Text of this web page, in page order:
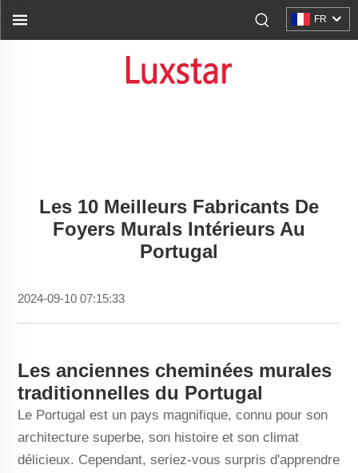
FR
Les 10 Meilleurs Fabricants De
Foyers Murals Intérieurs Au
Portugal
2024-09-10 07:15:33
Les anciennes cheminées murales
traditionnelles du Portugal
Le Portugal est un pays magnifique, connu pour son
architecture superbe, son histoire et son climat
délicieux. Cependant, seriez-vous surpris d'apprendre